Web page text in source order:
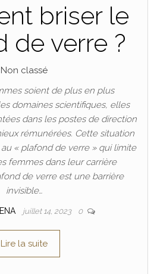
briser le
de verre ?
Non classé
soient de plus en plus
domaines scientifiques, elles
dans les postes de direction
rémunérées. Cette situation
« plafond de verre » qui limite
femmes dans leur carrière
de verre est une barrière
invisible…
juillet 14, 2023 0
Lire la suite